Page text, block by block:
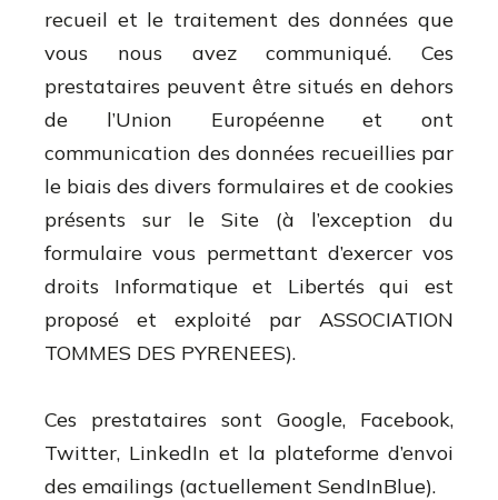
recueil et le traitement des données que
vous nous avez communiqué. Ces
prestataires peuvent être situés en dehors
de l’Union Européenne et ont
communication des données recueillies par
le biais des divers formulaires et de cookies
présents sur le Site (à l’exception du
formulaire vous permettant d’exercer vos
droits Informatique et Libertés qui est
proposé et exploité par ASSOCIATION
TOMMES DES PYRENEES).
Ces prestataires sont Google, Facebook,
Twitter, LinkedIn et la plateforme d’envoi
des emailings (actuellement SendInBlue).